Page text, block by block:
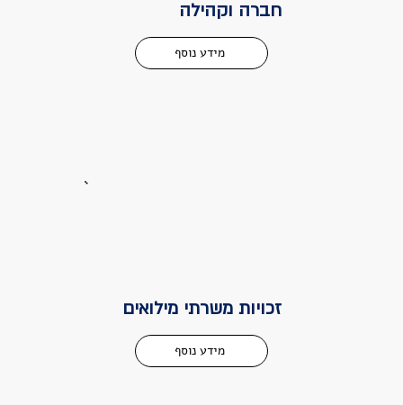
חברה וקהילה
מידע נוסף
זכויות משרתי מילואים
מידע נוסף